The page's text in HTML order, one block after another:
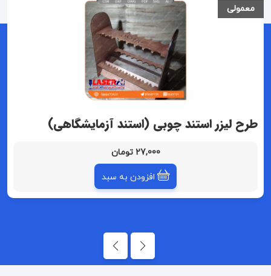
معمولی
طرح لیزر استند چوبی (استند آزمایشگاهی)
27,000 تومان
افزودن به سبد